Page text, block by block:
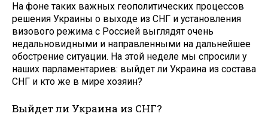
На фоне таких важных геополитических процессов
решения Украины о выходе из СНГ и установления
визового режима с Россией выглядят очень
недальновидными и направленными на дальнейшее
обострение ситуации. На этой неделе мы спросили у
наших парламентариев: выйдет ли Украина из состава
СНГ и кто же в мире хозяин?
Выйдет ли Украина из СНГ?